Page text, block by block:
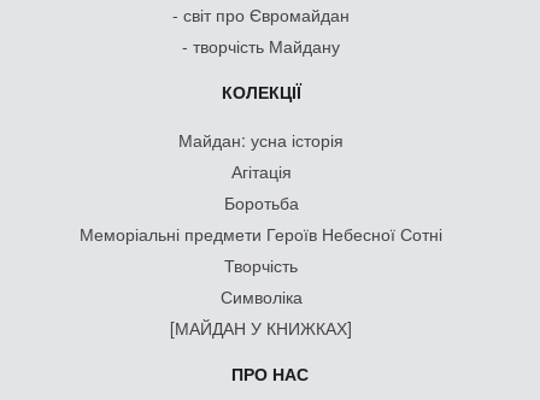
- світ про Євромайдан
- творчість Майдану
КОЛЕКЦІЇ
Майдан: усна історія
Агітація
Боротьба
Меморіальні предмети Героїв Небесної Сотні
Творчість
Символіка
[МАЙДАН У КНИЖКАХ]
ПРО НАС